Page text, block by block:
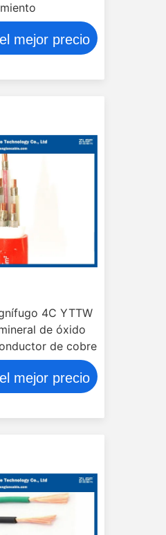
mejor precio
4C YTTW
de óxido
de cobre
mejor precio